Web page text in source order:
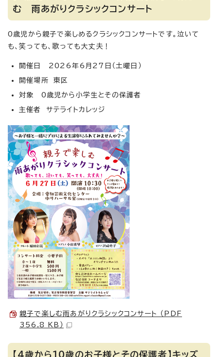
む 雨あがりクラシックコンサート
0歳児から親子で楽しめるクラシックコンサートです。泣いて
も、笑っても、歌っても大丈夫！
開催日 2026年6月27日（土曜日）
開催場所 東区
対象 0歳児から小学生とその保護者
主催者 サテライトカレッジ
親子で楽しむ雨あがりクラシックコンサート （PDF
356.8 KB）
【4歳から10歳のお子様とその保護者】キッズ